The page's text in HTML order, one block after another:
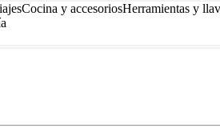
Cocina y accesoriosHerramientas y